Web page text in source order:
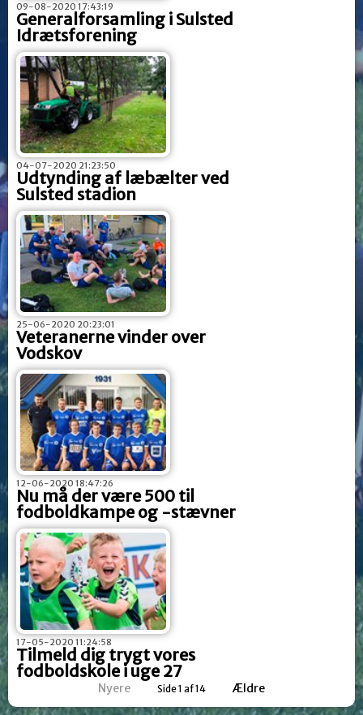
09-08-2020 17:43:19
Generalforsamling i Sulsted
Idrætsforening
04-07-2020 21:23:50
Udtynding af læbælter ved
Sulsted stadion
25-06-2020 20:23:01
Veteranerne vinder over
Vodskov
12-06-2020 18:47:26
Nu må der være 500 til
fodboldkampe og -stævner
17-05-2020 11:24:58
Tilmeld dig trygt vores
fodboldskole i uge 27
Nyere Side 1 af 14 Ældre